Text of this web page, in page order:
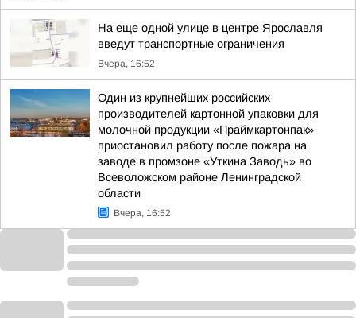
На еще одной улице в центре Ярославля
введут транспортные ограничения
Вчера, 16:52
Один из крупнейших российских
производителей картонной упаковки для
молочной продукции «Праймкартонпак»
приостановил работу после пожара на
заводе в промзоне «Уткина Заводь» во
Всеволожском районе Ленинградской
области
Вчера, 16:52